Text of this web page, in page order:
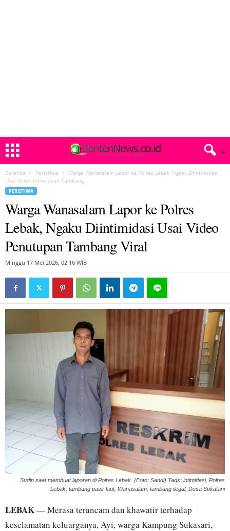
Beranda Peristiwa
Warga Wanasalam Lapor ke Polres Lebak, Ngaku Diintimidasi
Usai Video Penutupan Tambang...
PERISTIWA
Warga Wanasalam Lapor ke Polres
Lebak, Ngaku Diintimidasi Usai Video
Penutupan Tambang Viral
Minggu 17 Mei 2026, 02:16 WIB
Sudin saat membuat laporan di Polres Lebak. (Foto: Sandi) Tags: intimidasi, Polres
Lebak, tambang pasir laut, Wanasalam, tambang ilegal, Desa Sukatani
LEBAK— Merasa terancam dan khawatir terhadap
keselamatan keluarganya, Ayi, warga Kampung Sukasari,